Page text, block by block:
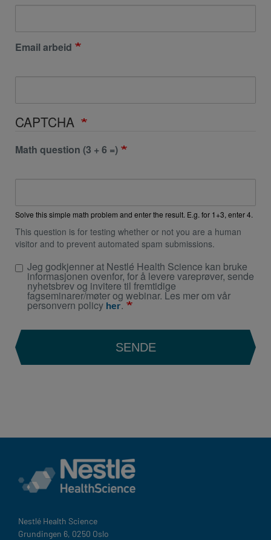
Email arbeid
CAPTCHA
Math question (3 + 6 =)
Solve this simple math problem and enter the result. E.g. for 1+3, enter 4.
This question is for testing whether or not you are a human
visitor and to prevent automated spam submissions.
Jeg godkjenner at Nestlé Health Science kan bruke
informasjonen ovenfor, for å levere vareprøver, sende
nyhetsbrev og invitere til fremtidige
fagseminarer/møter og webinar. Les mer om vår
personvern policy her.
SENDE
Nestlé Health Science​
Grundingen 6, 0250 Oslo